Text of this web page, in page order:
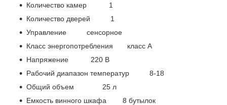
Количество камер 1
Количество дверей 1
Управление сенсорное
Класс энергопотребления класс A
Напряжение 220 В
Рабочий диапазон температур 8-18
Общий объем 25 л
Емкость винного шкафа 8 бутылок